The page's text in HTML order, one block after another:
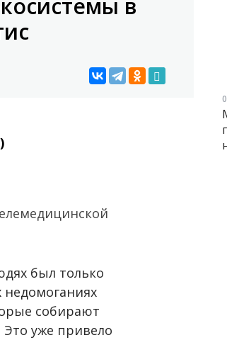
в
был только
недомоганиях
собирают
уже привело